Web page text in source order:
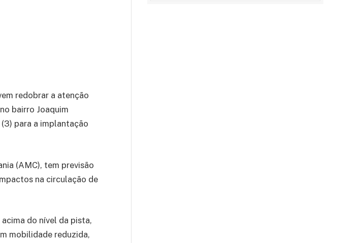
redobrar a atenção
bairro Joaquim
para a implantação
(AMC), tem previsão
na circulação de
do nível da pista,
mobilidade reduzida,